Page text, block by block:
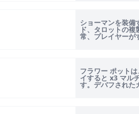
ショーマンを装備
ド、タロットの
常、プレイヤーが
ド、またはタロッ
フラワー ポット
イすると x3 マル
す。デバフされた
フされたワイルド